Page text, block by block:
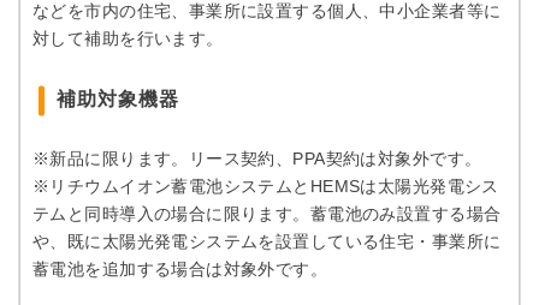
などを市内の住宅、事業所に設置する個人、中小企業者等に
対して補助を行います。
補助対象機器
※新品に限ります。リース契約、PPA契約は対象外です。
※リチウムイオン蓄電池システムとHEMSは太陽光発電シス
テムと同時導入の場合に限ります。蓄電池のみ設置する場合
や、既に太陽光発電システムを設置している住宅・事業所に
蓄電池を追加する場合は対象外です。